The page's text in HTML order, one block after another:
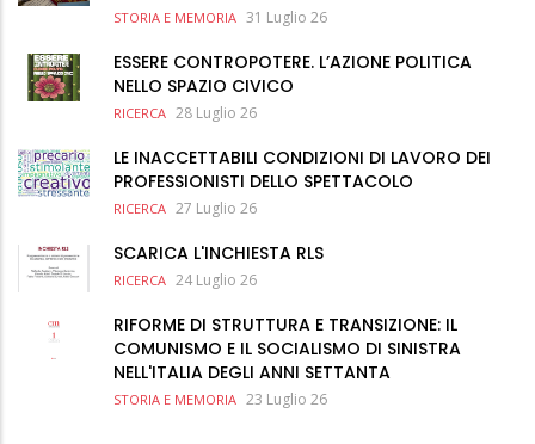
STORIA E MEMORIA 31 Luglio 26
ESSERE CONTROPOTERE. L’AZIONE POLITICA
NELLO SPAZIO CIVICO
RICERCA 28 Luglio 26
LE INACCETTABILI CONDIZIONI DI LAVORO DEI
PROFESSIONISTI DELLO SPETTACOLO
RICERCA 27 Luglio 26
SCARICA L'INCHIESTA RLS
RICERCA 24 Luglio 26
RIFORME DI STRUTTURA E TRANSIZIONE: IL
COMUNISMO E IL SOCIALISMO DI SINISTRA
NELL'ITALIA DEGLI ANNI SETTANTA
STORIA E MEMORIA 23 Luglio 26